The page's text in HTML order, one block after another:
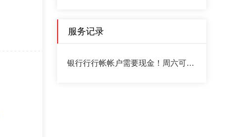
服务记录
银行行行帐帐户需要现金！周六可从股票帐户里转出吗？